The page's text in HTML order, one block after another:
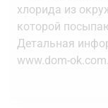
хлорида из
которой
Детальная
www.dom-